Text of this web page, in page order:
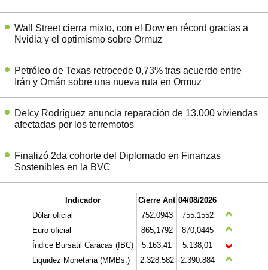
Wall Street cierra mixto, con el Dow en récord gracias a
Nvidia y el optimismo sobre Ormuz
Petróleo de Texas retrocede 0,73% tras acuerdo entre
Irán y Omán sobre una nueva ruta en Ormuz
Delcy Rodríguez anuncia reparación de 13.000 viviendas
afectadas por los terremotos
Finalizó 2da cohorte del Diplomado en Finanzas
Sostenibles en la BVC
Indicador Cierre Ant 04/08/2026
Dólar oficial
752.0943
755.1552
Euro oficial
865,1792
870,0445
Índice Bursátil Caracas (IBC)
5.163,41
5.138,01
Liquidez Monetaria (MMBs.)
2.328.582
2.390.884